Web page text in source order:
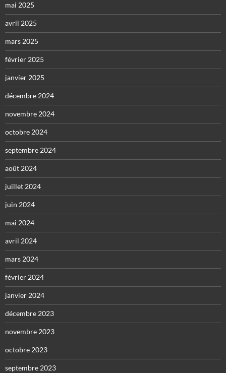
mai 2025
avril 2025
mars 2025
février 2025
janvier 2025
décembre 2024
novembre 2024
octobre 2024
septembre 2024
août 2024
juillet 2024
juin 2024
mai 2024
avril 2024
mars 2024
février 2024
janvier 2024
décembre 2023
novembre 2023
octobre 2023
septembre 2023